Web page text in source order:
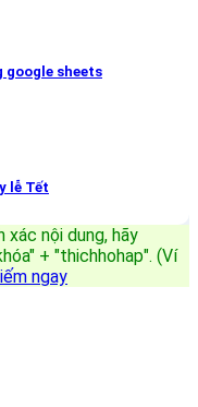
sheets
lễ Tết
xác nội dung, hãy
+ "thichhohap". (Ví
ngay